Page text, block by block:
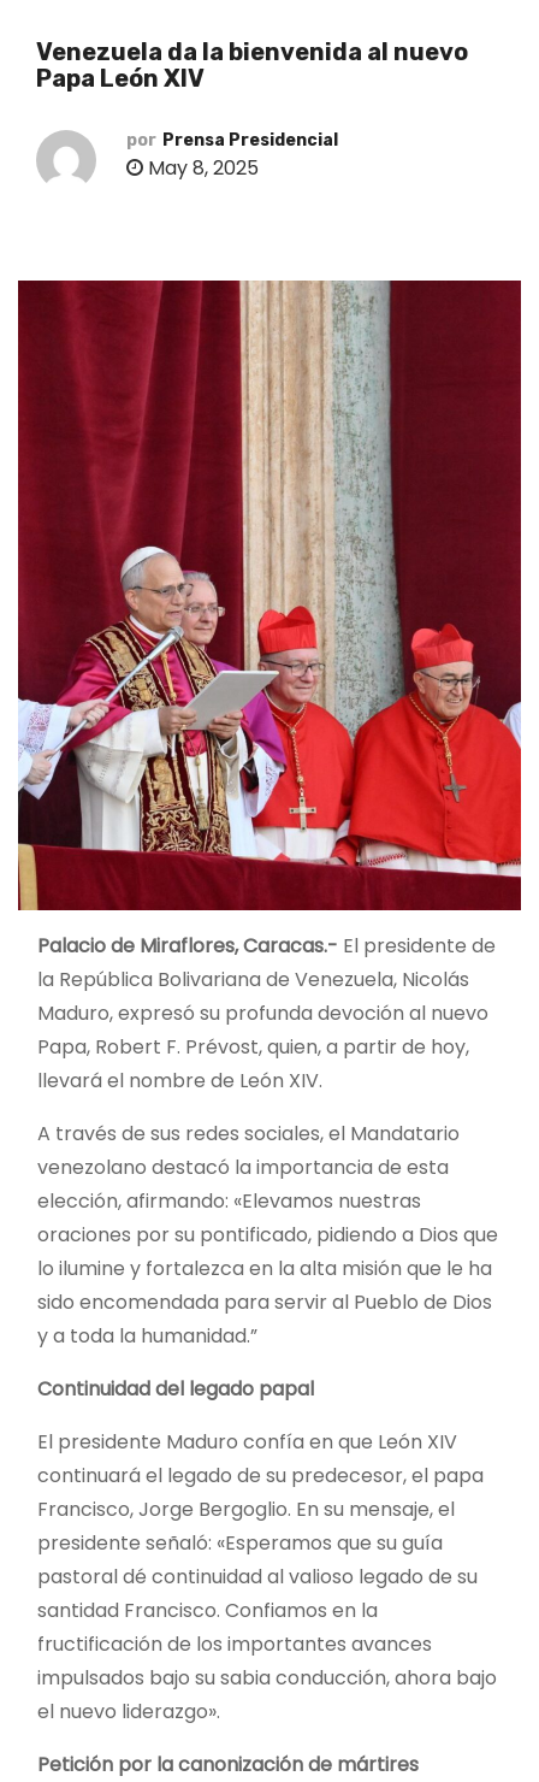
Venezuela da la bienvenida al nuevo
Papa León XIV
por Prensa Presidencial
May 8, 2025
Palacio de Miraflores, Caracas.- El presidente de
la República Bolivariana de Venezuela, Nicolás
Maduro, expresó su profunda devoción al nuevo
Papa, Robert F. Prévost, quien, a partir de hoy,
llevará el nombre de León XIV.
A través de sus redes sociales, el Mandatario
venezolano destacó la importancia de esta
elección, afirmando: «Elevamos nuestras
oraciones por su pontificado, pidiendo a Dios que
lo ilumine y fortalezca en la alta misión que le ha
sido encomendada para servir al Pueblo de Dios
y a toda la humanidad.”
Continuidad del legado papal
El presidente Maduro confía en que León XIV
continuará el legado de su predecesor, el papa
Francisco, Jorge Bergoglio. En su mensaje, el
presidente señaló: «Esperamos que su guía
pastoral dé continuidad al valioso legado de su
santidad Francisco. Confiamos en la
fructificación de los importantes avances
impulsados bajo su sabia conducción, ahora bajo
el nuevo liderazgo».
Petición por la canonización de mártires